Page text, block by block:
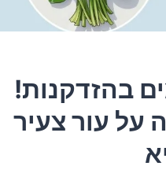
בהזדקנות!
על עור צעיר